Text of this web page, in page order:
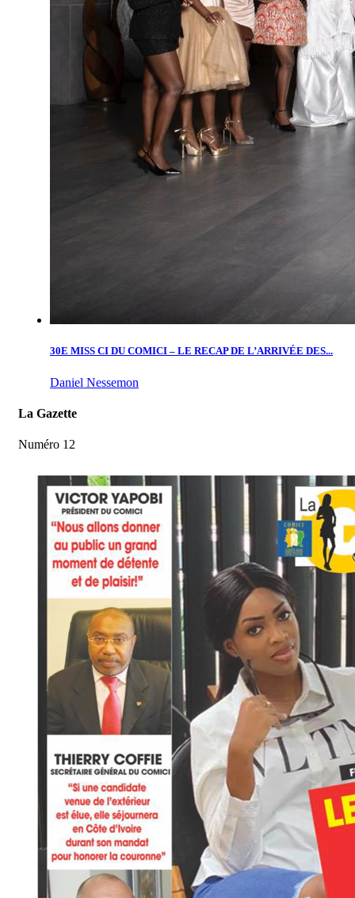
30E MISS CI DU COMICI – LE RECAP DE L’ARRIVÉE DES...
Daniel Nessemon
La Gazette
Numéro 12